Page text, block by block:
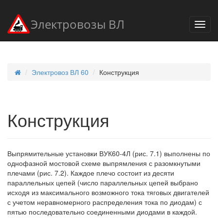
Электровозы ВЛ
Электровоз ВЛ 60 Конструкция
Конструкция
Выпрямительные установки ВУК60-4Л (рис. 7.1) выполнены по
однофазной мостовой схеме выпрямления с разомкнутыми
плечами (рис. 7.2). Каждое плечо состоит из десяти
параллельных цепей (число параллельных цепей выбрано
исходя из максимального возможного тока тяговых двигателей
с учетом неравномерного распределения тока по диодам) с
пятью последовательно соединенными диодами в каждой.